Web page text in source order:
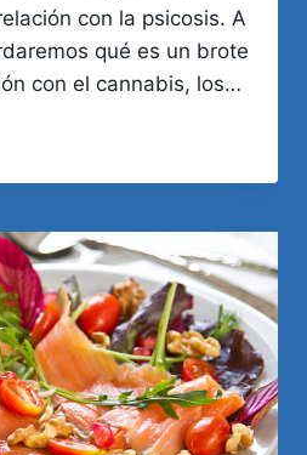
con la psicosis. A
qué es un brote
con el cannabis, los…